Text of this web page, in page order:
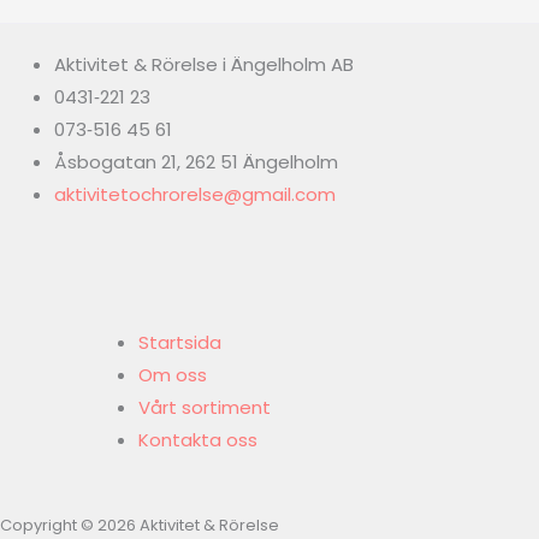
Aktivitet & Rörelse i Ängelholm AB
0431‑221 23
073‑516 45 61
Åsbogatan 21, 262 51 Ängelholm
aktivitetochrorelse@gmail.com
Startsida
Om oss
Vårt sortiment
Kontakta oss
Copyright © 2026 Aktivitet & Rörelse